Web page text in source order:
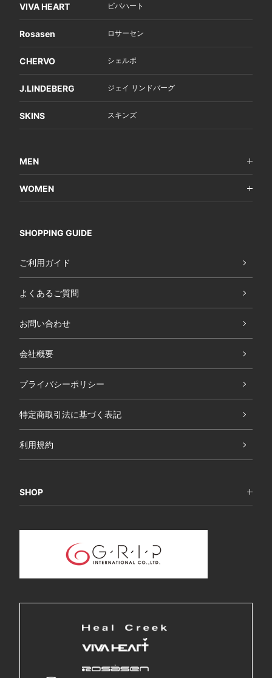
VIVA HEART ビバハート
Rosasen ロサーセン
CHERVO シェルボ
J.LINDEBERG ジェイ リンドバーグ
SKINS スキンズ
MEN
WOMEN
SHOPPING GUIDE
ご利用ガイド
よくあるご質問
お問い合わせ
会社概要
プライバシーポリシー
特定商取引法に基づく表記
利用規約
SHOP